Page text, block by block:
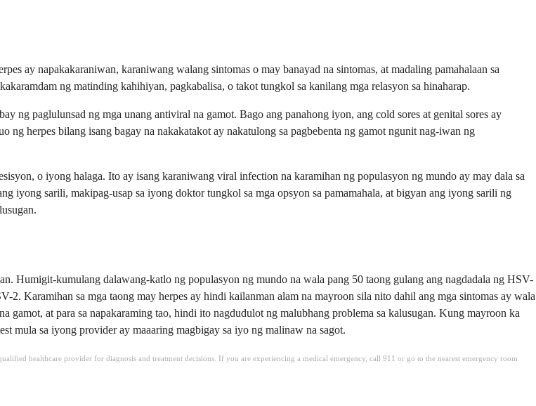
ay napakakaraniwan, karaniwang walang sintomas o may banayad na sintomas, at madaling pamahalaan sa
ng matinding kahihiyan, pagkabalisa, o takot tungkol sa kanilang mga relasyon sa hinaharap.
ng paglulunsad ng mga unang antiviral na gamot. Bago ang panahong iyon, ang cold sores at genital sores ay
herpes bilang isang bagay na nakakatakot ay nakatulong sa pagbebenta ng gamot ngunit nag-iwan ng
o iyong halaga. Ito ay isang karaniwang viral infection na karamihan ng populasyon ng mundo ay may dala sa
iyong sarili, makipag-usap sa iyong doktor tungkol sa mga opsyon sa pamamahala, at bigyan ang iyong sarili ng
Humigit-kumulang dalawang-katlo ng populasyon ng mundo na wala pang 50 taong gulang ang nagdadala ng HSV-
Karamihan sa mga taong may herpes ay hindi kailanman alam na mayroon sila nito dahil ang mga sintomas ay wala
gamot, at para sa napakaraming tao, hindi ito nagdudulot ng malubhang problema sa kalusugan. Kung mayroon ka
mula sa iyong provider ay maaaring magbigay sa iyo ng malinaw na sagot.
healthcare provider for diagnosis and treatment decisions. If you are experiencing a medical emergency, call 911 or go to the nearest emergency room